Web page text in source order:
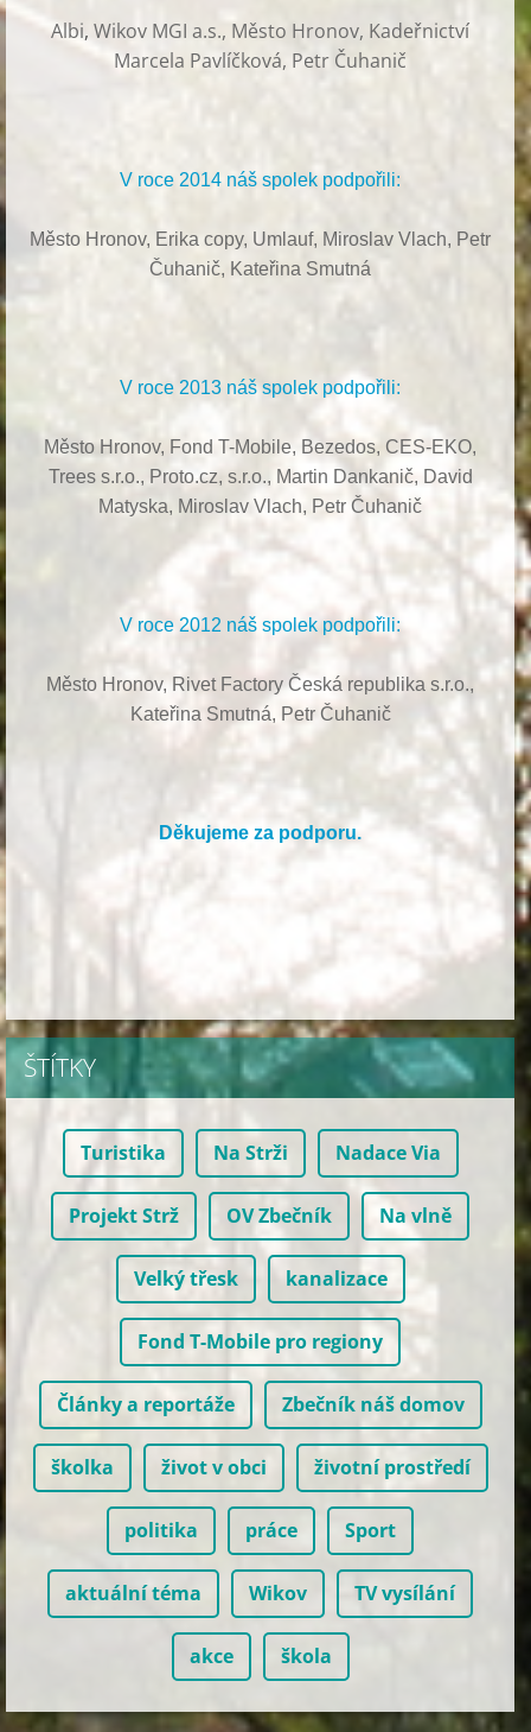
Albi,Wikov MGI a.s., Město Hronov, Kadeřnictví
Marcela Pavlíčková, Petr Čuhanič
V roce 2014 náš spolek podpořili:
Město Hronov, Erika copy, Umlauf, Miroslav Vlach, Petr
Čuhanič, Kateřina Smutná
V roce 2013 náš spolek podpořili:
Město Hronov, Fond T-Mobile, Bezedos, CES-EKO,
Trees s.r.o., Proto.cz, s.r.o., Martin Dankanič, David
Matyska, Miroslav Vlach, Petr Čuhanič
V roce 2012 náš spolek podpořili:
Město Hronov, Rivet Factory Česká republika s.r.o.,
Kateřina Smutná, Petr Čuhanič
Děkujeme za podporu.
ŠTÍTKY
Turistika Na Strži Nadace Via
Projekt Strž OV Zbečník Na vlně
Velký třesk kanalizace
Fond T-Mobile pro regiony
Články a reportáže Zbečník náš domov
školka život v obci životní prostředí
politika práce Sport
aktuální téma Wikov TV vysílání
akce škola